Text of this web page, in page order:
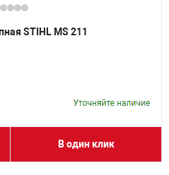
STIHL MS 211
В один клик